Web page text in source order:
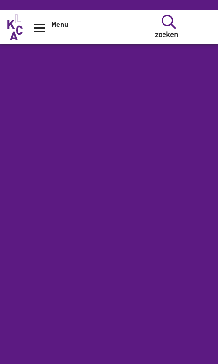
Overslaan en naar de inhoud gaan
zoeken
Menu